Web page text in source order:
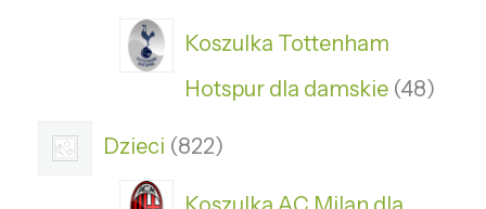
Koszulka Tottenham
Hotspur dla damskie 48
Dzieci 822